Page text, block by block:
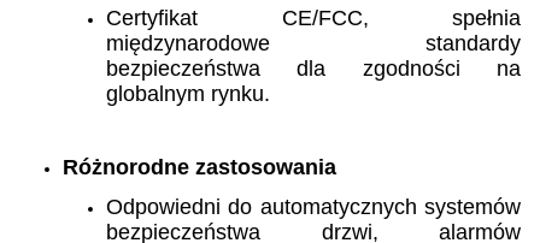
Certyfikat CE/FCC, spełnia
międzynarodowe standardy
bezpieczeństwa dla zgodności na
globalnym rynku.
Różnorodne zastosowania
Odpowiedni do automatycznych systemów
bezpieczeństwa drzwi, alarmów